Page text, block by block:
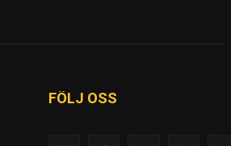
FÖLJ OSS